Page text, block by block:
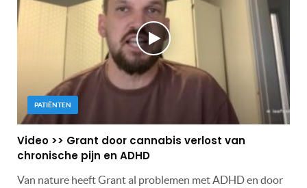
PATIËNTEN
Video >> Grant door cannabis verlost van
chronische pijn en ADHD
Van nature heeft Grant al problemen met ADHD en door